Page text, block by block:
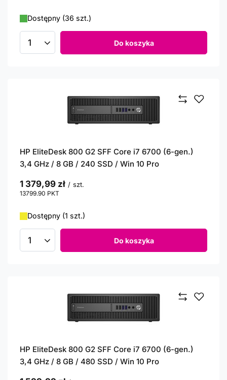
Dostępny (36 szt.)
Ilość produktów Do koszyka
HP EliteDesk 800 G2 SFF Core i7 6700 (6-gen.)
3,4 GHz / 8 GB / 240 SSD / Win 10 Pro
1 379,99 zł / szt.
13799.90 PKT
Dostępny (1 szt.)
Ilość produktów Do koszyka
HP EliteDesk 800 G2 SFF Core i7 6700 (6-gen.)
3,4 GHz / 8 GB / 480 SSD / Win 10 Pro